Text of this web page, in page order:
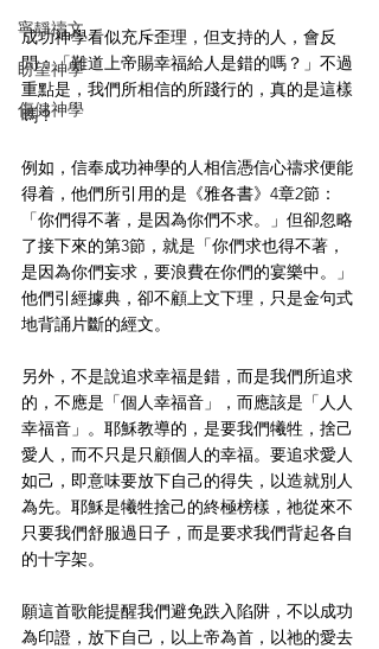
寧靜禱文
盼望神學
傷健神學
成功神學看似充斥歪理，但支持的人，會反
問：「難道上帝賜幸福給人是錯的嗎？」不過
重點是，我們所相信的所踐行的，真的是這樣
嗎？
例如，信奉成功神學的人相信憑信心禱求便能
得着，他們所引用的是《雅各書》4章2節：
「你們得不著，是因為你們不求。」但卻忽略
了接下來的第3節，就是「你們求也得不著，
是因為你們妄求，要浪費在你們的宴樂中。」
他們引經據典，卻不顧上文下理，只是金句式
地背誦片斷的經文。
另外，不是說追求幸福是錯，而是我們所追求
的，不應是「個人幸福音」，而應該是「人人
幸福音」。耶穌教導的，是要我們犧牲，捨己
愛人，而不只是只顧個人的幸福。要追求愛人
如己，即意味要放下自己的得失，以造就別人
為先。耶穌是犧牲捨己的終極榜樣，祂從來不
只要我們舒服過日子，而是要求我們背起各自
的十字架。
願這首歌能提醒我們避免跌入陷阱，不以成功
為印證，放下自己，以上帝為首，以祂的愛去